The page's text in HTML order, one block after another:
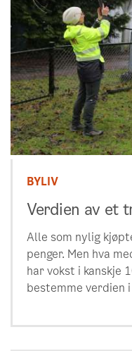
BYLIV
Verdien av et
Alle som nylig
penger. Men hva
har vokst i kanskje
bestemme verdien